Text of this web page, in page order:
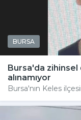
BURSA
Bursa'da
alınamıyor
Bursa'nın Keles